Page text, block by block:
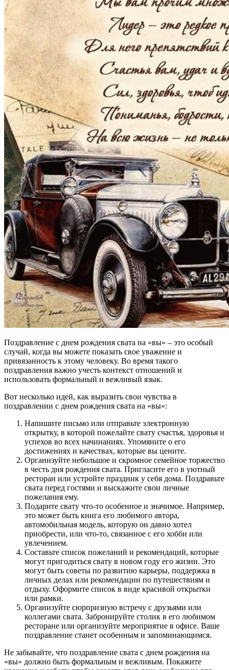
Поздравление с днем рождения свата на «вы» – это особый
случай, когда вы можете показать свое уважение и
привязанность к этому человеку. Во время такого
поздравления важно учесть контекст отношений и
использовать формальный и вежливый язык.
Вот несколько идей, как выразить свои чувства в
поздравлении с днем рождения свата на «вы»:
Напишите письмо или отправьте электронную
открытку, в которой пожелайте свату счастья, здоровья и
успехов во всех начинаниях. Упомяните о его
достижениях и качествах, которые вы цените.
Организуйте небольшое и скромное семейное торжество
в честь дня рождения свата. Пригласите его в уютный
ресторан или устройте праздник у себя дома. Поздравьте
свата перед гостями и выскажите свои личные
пожелания ему.
Подарите свату что-то особенное и значимое. Например,
это может быть книга его любимого автора,
автомобильная модель, которую он давно хотел
приобрести, или что-то, связанное с его хобби или
увлечением.
Составьте список пожеланий и рекомендаций, которые
могут пригодиться свату в новом году его жизни. Это
могут быть советы по развитию карьеры, поддержка в
личных делах или рекомендации по путешествиям и
отдыху. Оформите список в виде красивой открытки
или рамки.
Организуйте сюрпризную встречу с друзьями или
коллегами свата. Забронируйте столик в его любимом
ресторане или организуйте мероприятие в офисе. Ваше
поздравление станет особенным и запоминающимся.
Не забывайте, что поздравление свата с днем рождения на
«вы» должно быть формальным и вежливым. Покажите